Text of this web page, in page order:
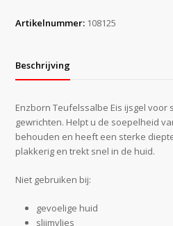
ml
Artikelnummer: 108125
Beschrijving
Enzborn Teufelssalbe Eis ijsgel voor
gewrichten. Helpt u de soepelheid
behouden en heeft een sterke
plakkerig en trekt snel in de huid.
Niet gebruiken bij:
gevoelige huid
slijmvlies